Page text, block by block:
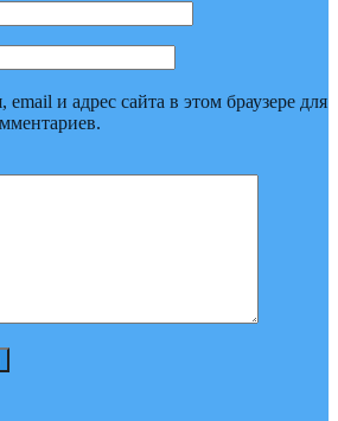
и адрес сайта в этом браузере для